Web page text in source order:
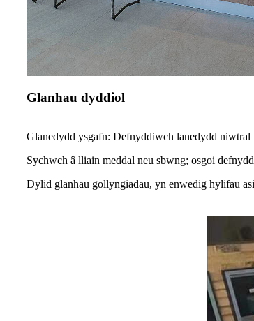
Glanhau dyddiol
Glanedydd ysgafn: Defnyddiwch lanedydd niwtral
Sychwch â lliain meddal neu sbwng; osgoi
Dylid glanhau gollyngiadau, yn enwedig hylifau